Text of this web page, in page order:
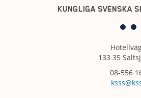
KUNGLIGA SVENSKA
133 35
08-556